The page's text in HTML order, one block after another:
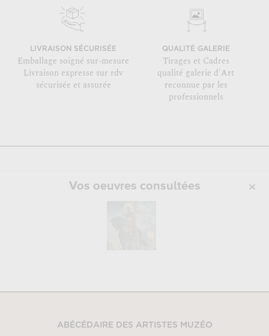
LIVRAISON SÉCURISÉE
Emballage soigné sur-mesure
Livraison expresse sur rdv
sécurisée et assurée
QUALITÉ GALERIE
Tirages et Cadres
qualité galerie d'Art
reconnue par les
professionnels
Vos oeuvres consultées
ABÉCÉDAIRE DES ARTISTES MUZÉO